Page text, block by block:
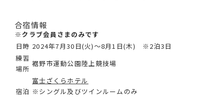
合宿情報
※クラブ会員さまのみです
日時 2024年7月30日(火)～8月1日(木) ※2泊3日
練習
場所
裾野市運動公園陸上競技場
宿泊
富士ざくらホテル
※シングル及びツインルームのみ